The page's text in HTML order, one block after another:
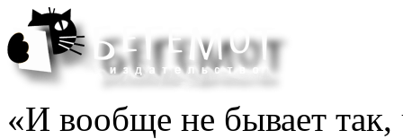
«И вообще не бывает